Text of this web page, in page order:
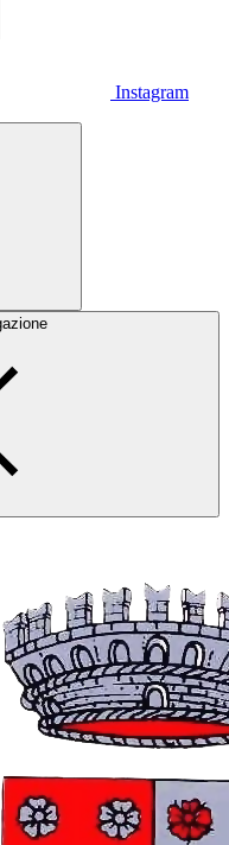
Instagram